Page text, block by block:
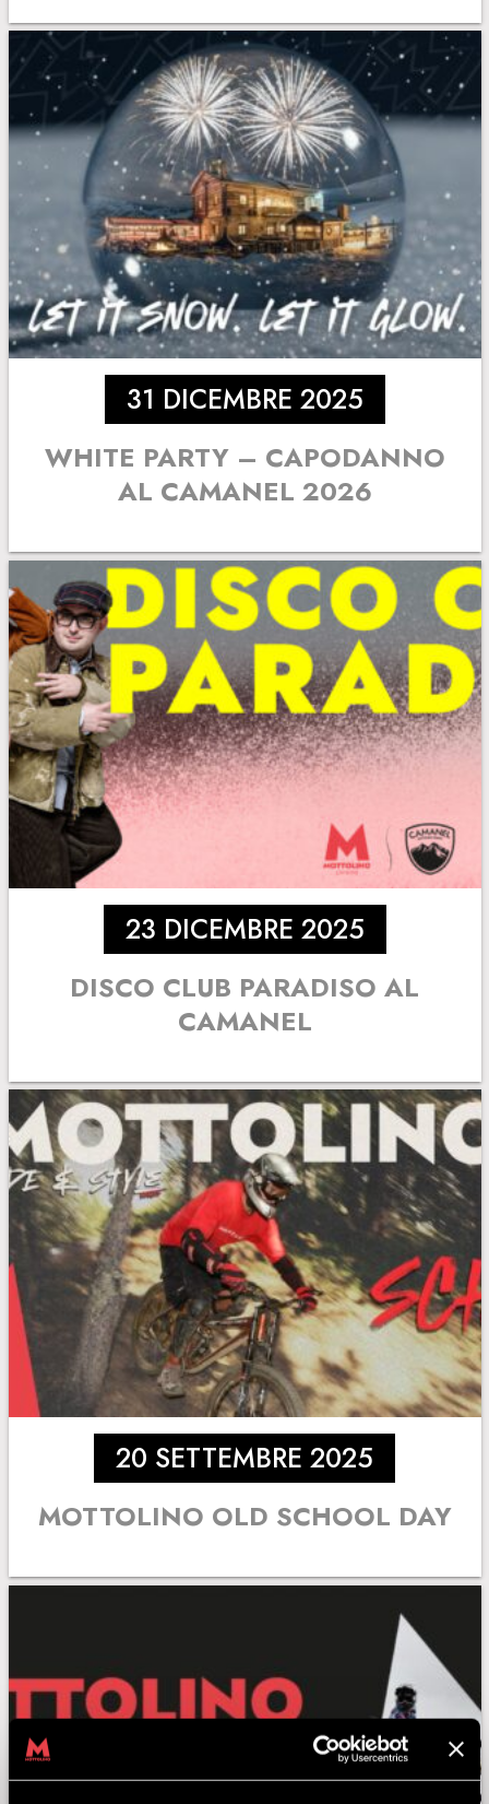
31 DICEMBRE 2025
WHITE PARTY – CAPODANNO
AL CAMANEL 2026
23 DICEMBRE 2025
DISCO CLUB PARADISO AL
CAMANEL
20 SETTEMBRE 2025
MOTTOLINO OLD SCHOOL DAY